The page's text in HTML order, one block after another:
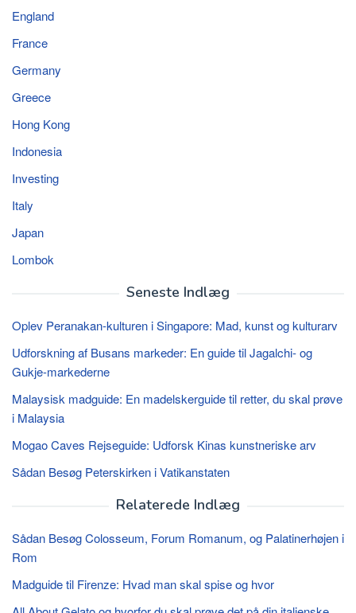
England
France
Germany
Greece
Hong Kong
Indonesia
Investing
Italy
Japan
Lombok
Seneste Indlæg
Oplev Peranakan-kulturen i Singapore: Mad, kunst og kulturarv
Udforskning af Busans markeder: En guide til Jagalchi- og
Gukje-markederne
Malaysisk madguide: En madelskerguide til retter, du skal prøve
i Malaysia
Mogao Caves Rejseguide: Udforsk Kinas kunstneriske arv
Sådan Besøg Peterskirken i Vatikanstaten
Relaterede Indlæg
Sådan Besøg Colosseum, Forum Romanum, og Palatinerhøjen i
Rom
Madguide til Firenze: Hvad man skal spise og hvor